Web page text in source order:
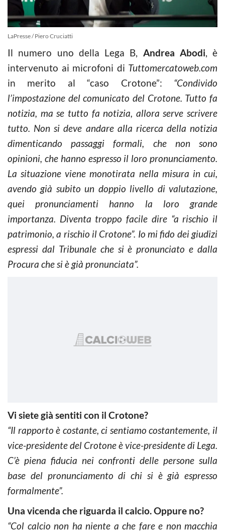
LaPresse / Piero Cruciatti
Il numero uno della Lega B, Andrea Abodi, è
intervenuto ai microfoni di Tuttomercatoweb.com
in merito al “caso Crotone”: “Condivido
l’impostazione del comunicato del Crotone. Tutto fa
notizia, ma se tutto fa notizia, allora serve scrivere
tutto. Non si deve andare alla ricerca della notizia
dimenticando passaggi formali, che non sono
opinioni, che hanno espresso il loro pronunciamento.
La situazione viene monotirata nella misura in cui,
avendo già subito un doppio livello di valutazione,
quei pronunciamenti hanno la loro grande
importanza. Diventa troppo facile dire “a rischio il
patrimonio, a rischio il Crotone”. Io mi fido dei giudizi
espressi dal Tribunale che si è pronunciato e dalla
Procura che si è già pronunciata”.
Vi siete già sentiti con il Crotone?
“Il rapporto è costante, ci sentiamo costantemente, il
vice-presidente del Crotone è vice-presidente di Lega.
C’è piena fiducia nei confronti delle persone sulla
base del pronunciamento di chi si è già espresso
formalmente”.
Una vicenda che riguarda il calcio. Oppure no?
“Col calcio non ha niente a che fare e non macchia